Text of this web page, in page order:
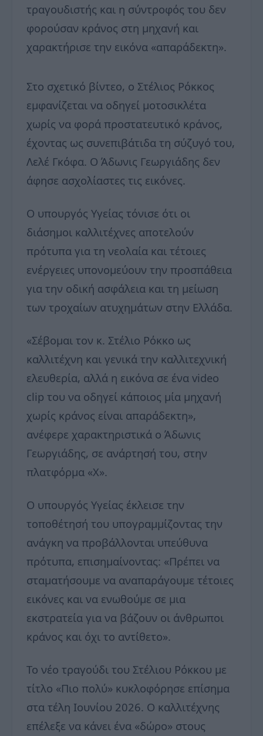
τραγουδιστής και η σύντροφός του δεν
φορούσαν κράνος στη μηχανή και
χαρακτήρισε την εικόνα «απαράδεκτη».
Στο σχετικό βίντεο, ο Στέλιος Ρόκκος
εμφανίζεται να οδηγεί μοτοσικλέτα
χωρίς να φορά προστατευτικό κράνος,
έχοντας ως συνεπιβάτιδα τη σύζυγό του,
Λελέ Γκόφα. Ο Άδωνις Γεωργιάδης δεν
άφησε ασχολίαστες τις εικόνες.
Ο υπουργός Υγείας τόνισε ότι οι
διάσημοι καλλιτέχνες αποτελούν
πρότυπα για τη νεολαία και τέτοιες
ενέργειες υπονομεύουν την προσπάθεια
για την οδική ασφάλεια και τη μείωση
των τροχαίων ατυχημάτων στην Ελλάδα.
«Σέβομαι τον κ. Στέλιο Ρόκκο ως
καλλιτέχνη και γενικά την καλλιτεχνική
ελευθερία, αλλά η εικόνα σε ένα video
clip του να οδηγεί κάποιος μία μηχανή
χωρίς κράνος είναι απαράδεκτη»,
ανέφερε χαρακτηριστικά ο Άδωνις
Γεωργιάδης, σε ανάρτησή του, στην
πλατφόρμα «Χ».
Ο υπουργός Υγείας έκλεισε την
τοποθέτησή του υπογραμμίζοντας την
ανάγκη να προβάλλονται υπεύθυνα
πρότυπα, επισημαίνοντας: «Πρέπει να
σταματήσουμε να αναπαράγουμε τέτοιες
εικόνες και να ενωθούμε σε μια
εκστρατεία για να βάζουν οι άνθρωποι
κράνος και όχι το αντίθετο».
Το νέο τραγούδι του Στέλιου Ρόκκου με
τίτλο «Πιο πολύ» κυκλοφόρησε επίσημα
στα τέλη Ιουνίου 2026. Ο καλλιτέχνης
επέλεξε να κάνει ένα «δώρο» στους